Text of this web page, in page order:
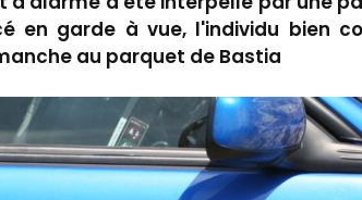
en garde à vue, l'individu bien
au parquet de Bastia